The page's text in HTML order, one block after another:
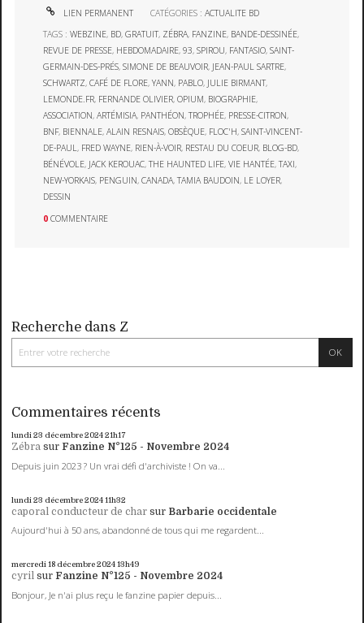
LIEN PERMANENT CATÉGORIES :ACTUALITE BD
TAGS :WEBZINE, BD,GRATUIT, ZÉBRA, FANZINE, BANDE-DESSINÉE,
REVUE DE PRESSE, HEBDOMADAIRE,93,SPIROU, FANTASIO,SAINT-
GERMAIN-DES-PRÉS,SIMONE DE BEAUVOIR, JEAN-PAUL SARTRE,
SCHWARTZ,CAFÉ DE FLORE,YANN, PABLO, JULIE BIRMANT,
LEMONDE.FR, FERNANDE OLIVIER,OPIUM, BIOGRAPHIE,
ASSOCIATION,ARTÉMISIA, PANTHÉON,TROPHÉE, PRESSE-CITRON,
BNF, BIENNALE,ALAIN RESNAIS,OBSÈQUE, FLOC'H,SAINT-VINCENT-
DE-PAUL, FRED WAYNE, RIEN-À-VOIR, RESTAU DU COEUR, BLOG-BD,
BÉNÉVOLE, JACK KEROUAC,THE HAUNTED LIFE,VIE HANTÉE,TAXI,
NEW-YORKAIS, PENGUIN,CANADA,TAMIA BAUDOIN, LE LOYER,
DESSIN
0 COMMENTAIRE
Recherche dans Z
Commentaires récents
lundi 23 décembre 202421h17
Zébra sur Fanzine N°125 - Novembre 2024
Depuis juin 2023 ? Un vrai défi d'archiviste ! On va...
lundi 23 décembre 202411h32
caporal conducteur de char sur Barbarie occidentale
Aujourd'hui à 50 ans, abandonné de tous qui me regardent...
mercredi 18 décembre 202413h49
cyril sur Fanzine N°125 - Novembre 2024
Bonjour, Je n'ai plus reçu le fanzine papier depuis...